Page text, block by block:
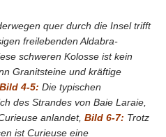
quer durch die Insel trifft
freilebenden Aldabra-
schweren Kolosse ist kein
Granitsteine und kräftige
Bild 4-5: Die typischen
des Strandes von Baie Laraie,
anlandet, Bild 6-7: Trotz
ist Curieuse eine